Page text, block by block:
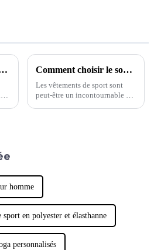
devrais-je choisir de travailler ? Comment choisir le soutien-gorge de sport qui vous convient
Les vêtements de sport sont
peut-être un incontournable du
femmes ont tendance à porter
homme
en polyester et élasthanne
personnalisés